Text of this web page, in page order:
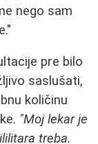
nego sam
pre bilo
saslušati,
količinu
"Moj lekar je
treba.